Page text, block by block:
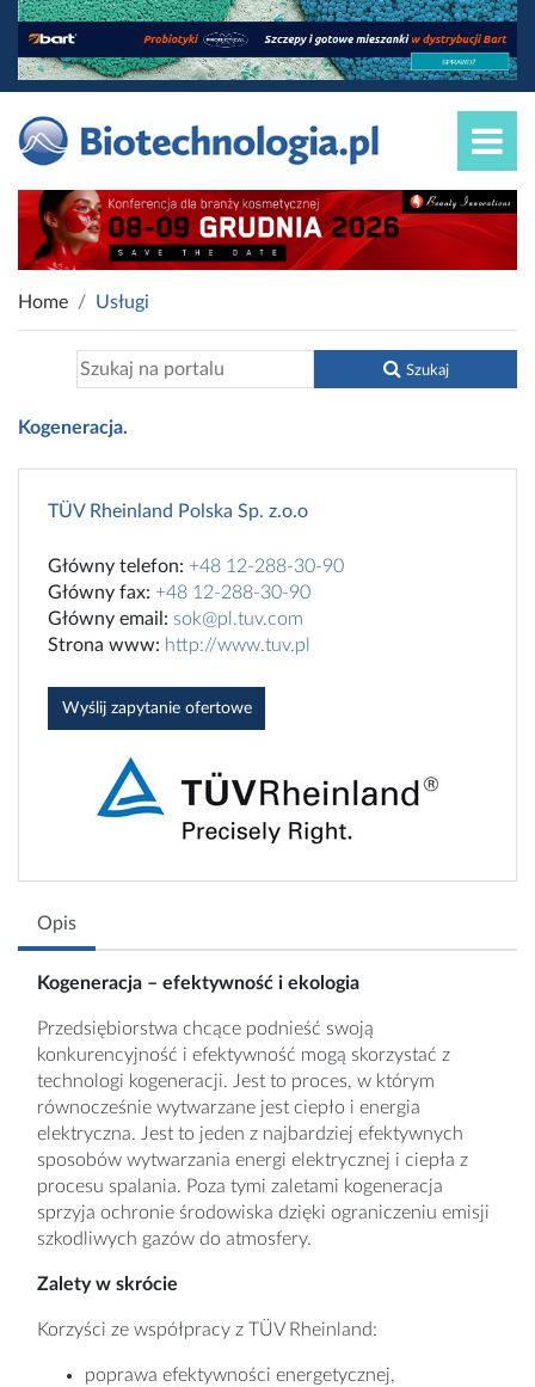
Home Usługi
Kogeneracja.
Szukaj
TÜV Rheinland Polska Sp. z.o.o
Główny telefon: +48 12-288-30-90
Główny fax: +48 12-288-30-90
Główny email: sok@pl.tuv.com
Strona www: http://www.tuv.pl
Wyślij zapytanie ofertowe
Opis
Kogeneracja – efektywność i ekologia
Przedsiębiorstwa chcące podnieść swoją
konkurencyjność i efektywność mogą skorzystać z
technologi kogeneracji. Jest to proces, w którym
równocześnie wytwarzane jest ciepło i energia
elektryczna. Jest to jeden z najbardziej efektywnych
sposobów wytwarzania energi elektrycznej i ciepła z
procesu spalania. Poza tymi zaletami kogeneracja
sprzyja ochronie środowiska dzięki ograniczeniu emisji
szkodliwych gazów do atmosfery.
Zalety w skrócie
Korzyści ze współpracy z TÜV Rheinland:
poprawa efektywności energetycznej,